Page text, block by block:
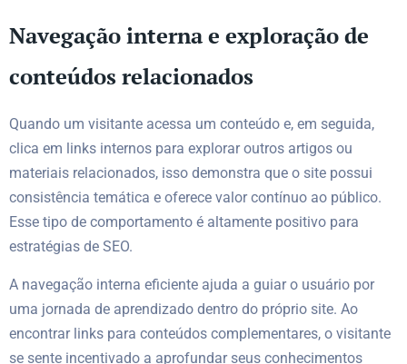
Navegação interna e exploração de
conteúdos relacionados
Quando um visitante acessa um conteúdo e, em seguida,
clica em links internos para explorar outros artigos ou
materiais relacionados, isso demonstra que o site possui
consistência temática e oferece valor contínuo ao público.
Esse tipo de comportamento é altamente positivo para
estratégias de SEO.
A navegação interna eficiente ajuda a guiar o usuário por
uma jornada de aprendizado dentro do próprio site. Ao
encontrar links para conteúdos complementares, o visitante
se sente incentivado a aprofundar seus conhecimentos